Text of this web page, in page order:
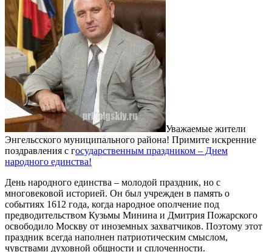
Уважаемые жители
Энгельсского муниципального района! Примите искренние
поздравления с государственным праздником – Днем
народного единства!
День народного единства – молодой праздник, но с
многовековой историей. Он был учрежден в память о
событиях 1612 года, когда народное ополчение под
предводительством Кузьмы Минина и Дмитрия Пожарского
освободило Москву от иноземных захватчиков. Поэтому этот
праздник всегда наполнен патриотическим смыслом,
чувствами духовной общности и сплоченности.